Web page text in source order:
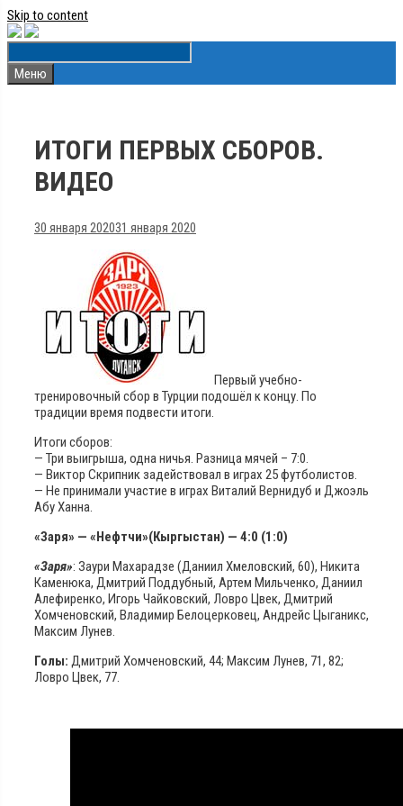
Skip to content
Меню
ИТОГИ ПЕРВЫХ СБОРОВ.
ВИДЕО
30 января 202031 января 2020
Первый учебно-
тренировочный сбор в Турции подошёл к концу. По
традиции время подвести итоги.
Итоги сборов:
— Три выигрыша, одна ничья. Разница мячей – 7:0.
— Виктор Скрипник задействовал в играх 25 футболистов.
— Не принимали участие в играх Виталий Вернидуб и Джоэль
Абу Ханна.
«Заря» — «Нефтчи»(Кыргыстан) — 4:0 (1:0)
«Заря»: Заури Махарадзе (Даниил Хмеловский, 60), Никита
Каменюка, Дмитрий Поддубный, Артем Мильченко, Даниил
Алефиренко, Игорь Чайковский, Ловро Цвек, Дмитрий
Хомченовский, Владимир Белоцерковец, Андрейс Цыганикс,
Максим Лунев.
Голы: Дмитрий Хомченовский, 44; Максим Лунев, 71, 82;
Ловро Цвек, 77.